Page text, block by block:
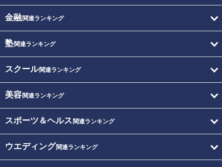
金融関連ランキング
塾関連ランキング
スクール関連ランキング
美容関連ランキング
スポーツ＆ヘルス 関連ランキング
ウエディング関連ランキング